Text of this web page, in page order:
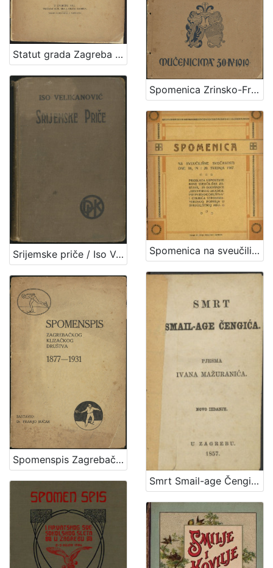
Statut grada Zagreba od god 1609 i reforma njegova god. 1618. / raspravio Vjekoslav Klaić
Srijemske priče / Iso Velikanović
Spomenspis Zagrebačkog klizačkog društva : 1877-1931 / sastavio Franjo Bučar
Spomenica Zrinsko-Frankopanska prigodom svečanog prenosa njihovih kostiju u domovinu
Spomenica na sveučilišne svečanosti dne 18., 19. i 20. svibnja 1907. : proslava uspostave nove sveučilišne zastave, 35-godišnjice "Hrvatskog akadem. potpornog društva" i otkrića Strossmayerovog poprsja u sveučilištnoj auli. Zagreb, [1907?]
Smrt Smail-age Čengića / pjesma Ivana Mažuranića